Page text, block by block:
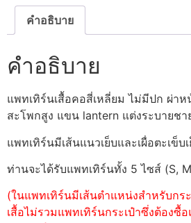
คำอธิบาย
คำอธิบาย
แพทเทิร์นเสื้อคอสี่เหลี่ยม ไม่มีปก ผ่า
สะโพกสูง แขน lantern แต่งระบายชา
แพทเทิร์นมีเส้นแนวเย็บและเผื่อตะเข็บ
ท่านจะได้รับแพทเทิร์นทั้ง 5 ไซส์ (S,
(ในแพทเทิร์นมีเส้นตำแหน่งสำหรับกร
เสื้อไม่รวมแพทเทิร์นกระเป๋าซึ่งต้องซื้